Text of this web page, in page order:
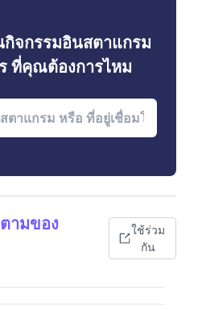
กิจกรรมอินสตาแกรม
ที่คุณต้องการไหม
ามของ
ใช้ร่วม
กัน